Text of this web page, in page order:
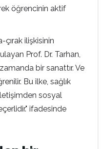
öğrencinin aktif
çırak ilişkisinin
Prof. Dr. Tarhan,
bir sanattır. Ve
Bu ilke, sağlık
sosyal
ifadesinde